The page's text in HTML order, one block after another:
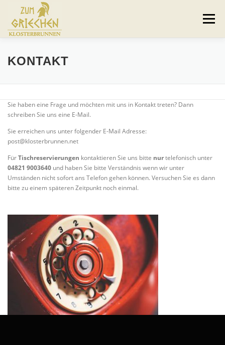
springen
Menü
HOME RESTAURANT
KONTAKT
Sie haben eine Frage und möchten mit uns in Kontakt treten? Dann
schreiben Sie uns eine E-Mail.
Sie erreichen uns unter folgender E-Mail Adresse:
post@klosterbrunnen.net
FürTischreservierungen kontaktieren Sie uns bitte nurtelefonisch unter
04821 9003640 und haben Sie bitte Verständnis wenn wir unter
Umständen nicht sofort ans Telefon gehen können. Versuchen Sie es dann
bitte zu einem späteren Zeitpunkt noch einmal.